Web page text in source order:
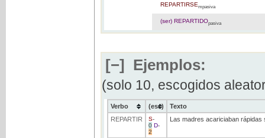
REPARTIRSEmpasiva
(ser) REPARTIDOpasiva
[−] Ejemplos:
(solo 10, escogidos
Verbo (ess)
Texto
REPARTIR
S-
0 D-
2
Las madres acariciaban rápidas